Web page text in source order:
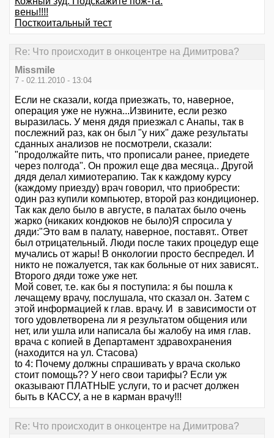
вены!!!!
Посткоитальный тест
Re: Что происходит в онкоцентре на Димитрова?
Missmile
7 - 02.11.2010 - 13:04
Если не сказали, когда приезжать, то, наверное,
операция уже не нужна...Извините, если резко
выразилась. У меня дядя приезжал с Анапы, так в
послежний раз, как он был "у них" даже результаты
сданных анализов не посмотрели, сказали:
"продолжайте пить, что прописали ранее, приедете
через полгода". Он прожил еще два месяца.. Другой
дядя делал химиотерапию. Так к каждому курсу
(каждому приезду) врач говорил, что приобрести:
один раз купили компьютер, второй раз кондиционер.
Так как дело было в августе, в палатах было очень
жарко (никаких кондюков не было)Я спросила у
дяди:"Это вам в палату, наверное, поставят.. Ответ
был отрицательный. Люди после таких процедур еще
мучались от жары! В онкологии просто беспредел. И
никто не пожалуется, так как больные от них зависят..
Второго дяди тоже уже нет.
Мой совет, т.е. как бы я поступила: я бы пошла к
лечащему врачу, послушала, что сказал он. Затем с
этой информацией к глав. врачу. И в зависимости от
того удовлетворена ли я результатом общения или
нет, или ушла или написала бы жалобу на имя глав.
врача с копией в Департамент здравохранения
(находится на ул. Стасова)
to 4: Почему должны спрашивать у врача сколько
стоит помощь?? У него свои тарифы? Если уж
оказывают ПЛАТНЫЕ услуги, то и расчет должен
быть в КАССУ, а не в карман врачу!!!
Re: Что происходит в онкоцентре на Димитрова?